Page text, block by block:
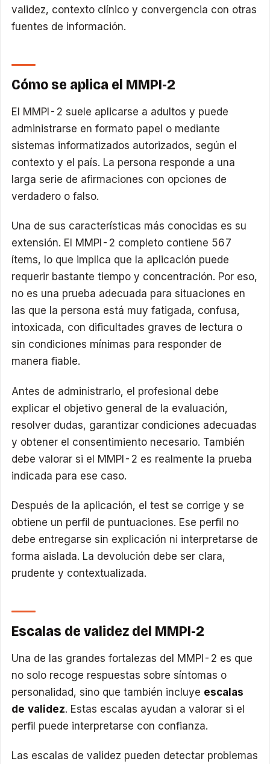
validez, contexto clínico y convergencia con otras
fuentes de información.
Cómo se aplica el MMPI-2
El MMPI-2 suele aplicarse a adultos y puede
administrarse en formato papel o mediante
sistemas informatizados autorizados, según el
contexto y el país. La persona responde a una
larga serie de afirmaciones con opciones de
verdadero o falso.
Una de sus características más conocidas es su
extensión. El MMPI-2 completo contiene 567
ítems, lo que implica que la aplicación puede
requerir bastante tiempo y concentración. Por eso,
no es una prueba adecuada para situaciones en
las que la persona está muy fatigada, confusa,
intoxicada, con dificultades graves de lectura o
sin condiciones mínimas para responder de
manera fiable.
Antes de administrarlo, el profesional debe
explicar el objetivo general de la evaluación,
resolver dudas, garantizar condiciones adecuadas
y obtener el consentimiento necesario. También
debe valorar si el MMPI-2 es realmente la prueba
indicada para ese caso.
Después de la aplicación, el test se corrige y se
obtiene un perfil de puntuaciones. Ese perfil no
debe entregarse sin explicación ni interpretarse de
forma aislada. La devolución debe ser clara,
prudente y contextualizada.
Escalas de validez del MMPI-2
Una de las grandes fortalezas del MMPI-2 es que
no solo recoge respuestas sobre síntomas o
personalidad, sino que también incluye escalas
de validez. Estas escalas ayudan a valorar si el
perfil puede interpretarse con confianza.
Las escalas de validez pueden detectar problemas